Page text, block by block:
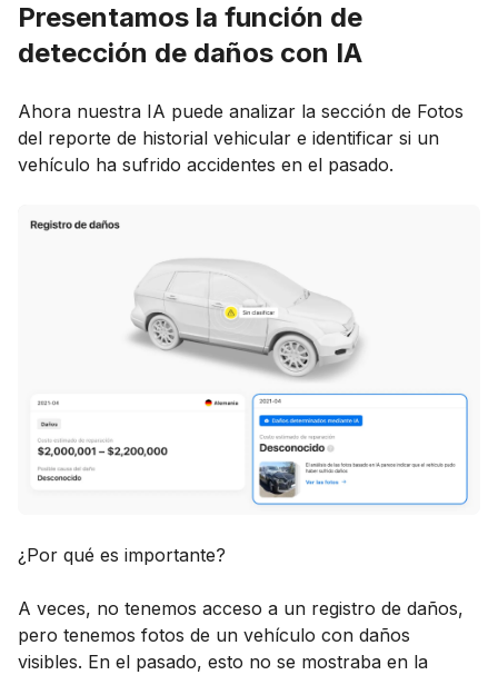
Presentamos la función de
detección de daños con IA
Ahora nuestra IA puede analizar la sección de Fotos
del reporte de historial vehicular e identificar si un
vehículo ha sufrido accidentes en el pasado.
¿Por qué es importante?
A veces, no tenemos acceso a un registro de daños,
pero tenemos fotos de un vehículo con daños
visibles. En el pasado, esto no se mostraba en la